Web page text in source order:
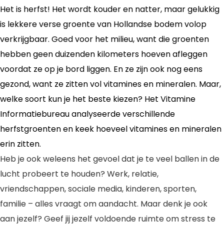
Het is herfst! Het wordt kouder en natter, maar gelukkig
is lekkere verse groente van Hollandse bodem volop
verkrijgbaar. Goed voor het milieu, want die groenten
hebben geen duizenden kilometers hoeven afleggen
voordat ze op je bord liggen. En ze zijn ook nog eens
gezond, want ze zitten vol vitamines en mineralen. Maar,
welke soort kun je het beste kiezen? Het Vitamine
Informatiebureau analyseerde verschillende
herfstgroenten en keek hoeveel vitamines en mineralen
erin zitten.
Heb je ook weleens het gevoel dat je te veel ballen in de
lucht probeert te houden? Werk, relatie,
vriendschappen, sociale media, kinderen, sporten,
familie – alles vraagt om aandacht. Maar denk je ook
aan jezelf? Geef jij jezelf voldoende ruimte om stress te